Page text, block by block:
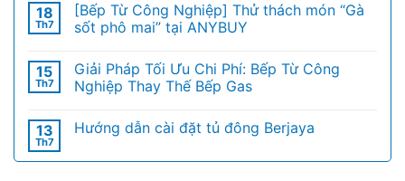
18
Th7
[Bếp Từ Công Nghiệp] Thử thách món “Gà
sốt phô mai” tại ANYBUY
15
Th7
Giải Pháp Tối Ưu Chi Phí: Bếp Từ Công
Nghiệp Thay Thế Bếp Gas
13
Th7
Hướng dẫn cài đặt tủ đông Berjaya